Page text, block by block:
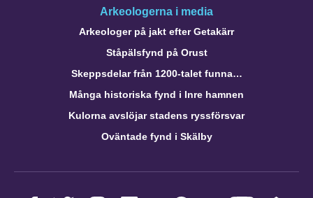
Arkeologerna i media
Arkeologer på jakt efter Getakärr
Ståpälsfynd på Orust
Skeppsdelar från 1200-talet funna…
Många historiska fynd i Inre hamnen
Kulorna avslöjar stadens ryssförsvar
Oväntade fynd i Skälby